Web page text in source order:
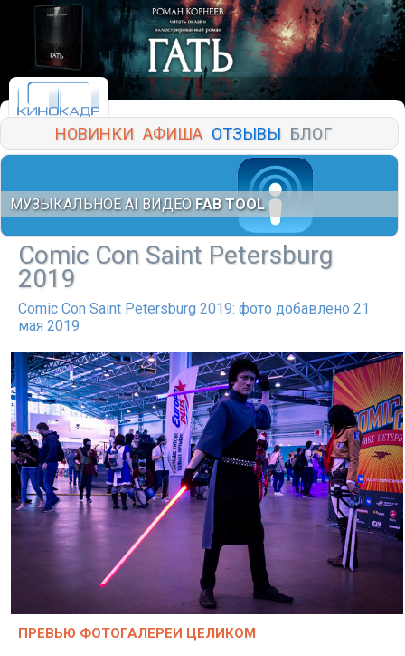
НОВИНКИ АФИША ОТЗЫВЫ БЛОГ
МУЗЫКАЛЬНОЕ AI ВИДЕО FAB TOOL
Comic Con Saint Petersburg
2019
Comic Con Saint Petersburg 2019: фото добавлено 21
мая 2019
ПРЕВЬЮ ФОТОГАЛЕРЕИ ЦЕЛИКОМ